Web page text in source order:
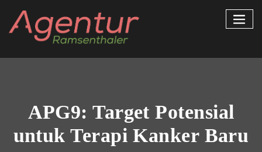
content
APG9: Target Potensial
untuk Terapi Kanker Baru